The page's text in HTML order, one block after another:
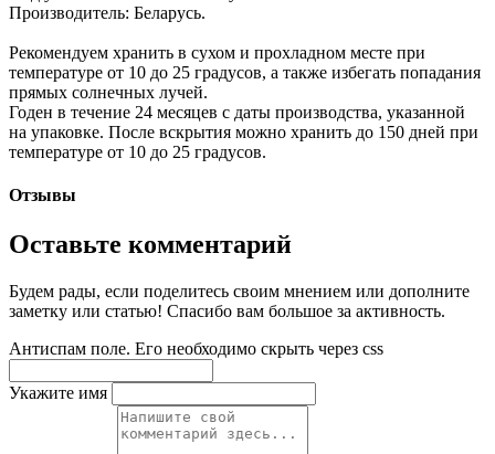
Производитель: Беларусь.
Рекомендуем хранить в сухом и прохладном месте при
температуре от 10 до 25 градусов, а также избегать попадания
прямых солнечных лучей.
Годен в течение 24 месяцев с даты производства, указанной
на упаковке. После вскрытия можно хранить до 150 дней при
температуре от 10 до 25 градусов.
Отзывы
Оставьте комментарий
Будем рады, если поделитесь своим мнением или дополните
заметку или статью! Спасибо вам большое за активность.
Антиспам поле. Его необходимо скрыть через css
Укажите имя